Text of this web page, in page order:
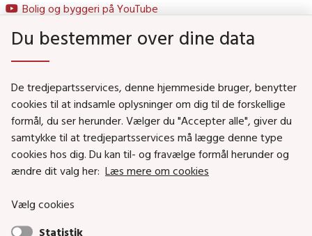
Bolig og byggeri på YouTube
Social- og Boligministeriet
Job i Social- og Boligstyrelsen
Puljer og tilskud
Nyhedsbreve
Social- og Boligstyrelsens nyheder som RSS feed
Du bestemmer over dine data
De tredjepartsservices, denne hjemmeside bruger, benytter
cookies til at indsamle oplysninger om dig til de forskellige
formål, du ser herunder. Vælger du "Accepter alle", giver du
samtykke til at tredjepartsservices må lægge denne type
cookies hos dig. Du kan til- og fravælge formål herunder og
ændre dit valg her: Læs mere om cookies
Vælg cookies
Statistik